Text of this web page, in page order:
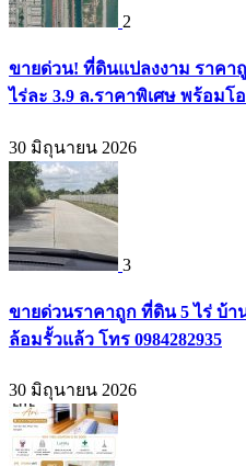
2
ขายด่วน! ที่ดินแปลงงาม ราคา
ไร่ละ 3.9 ล.ราคาพิเศษ พร้อมโอ
30 มิถุนายน 2026
3
ขายด่วนราคาถูก ที่ดิน 5 ไร่ บ้า
ล้อมรั้วแล้ว โทร 0984282935
30 มิถุนายน 2026